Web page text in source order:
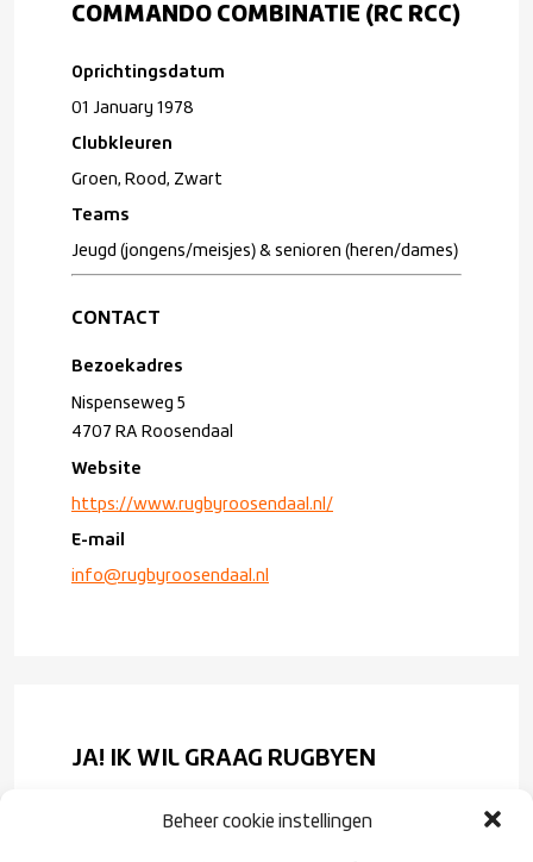
Beheer cookie instellingen
COMMANDO COMBINATIE (RC RCC)
Oprichtingsdatum
01 January 1978
Clubkleuren
Groen, Rood, Zwart
Teams
Jeugd (jongens/meisjes) & senioren (heren/dames)
CONTACT
Bezoekadres
Nispenseweg 5
4707 RA Roosendaal
Website
https://www.rugbyroosendaal.nl/
E-mail
info@rugbyroosendaal.nl
JA! IK WIL GRAAG RUGBYEN
Vul hieronder je gegevens in zodat de vereniging